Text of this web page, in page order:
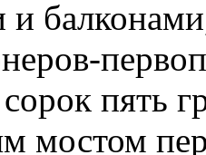
пять
мостом